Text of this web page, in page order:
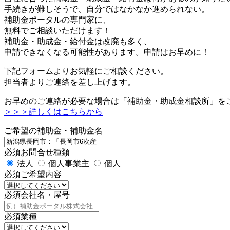
手続きが難しそうで、自分ではなかなか進められない。
補助金ポータルの専門家に、
無料でご相談いただけます！
補助金・助成金・給付金は改廃も多く、
申請できなくなる可能性があります。申請はお早めに！
下記フォームよりお気軽にご相談ください。
担当者よりご連絡を差し上げます。
お早めのご連絡が必要な場合は「補助金・助成金相談所」を
＞＞＞詳しくはこちらから
ご希望の補助金・補助金名
必須お問合せ種類
法人
個人事業主
個人
必須ご希望内容
必須会社名・屋号
必須業種